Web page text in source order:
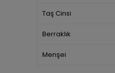
Taş Cinsi
Berraklık
Menşei